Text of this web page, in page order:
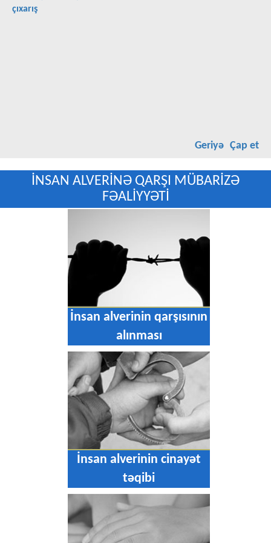
çıxarış
Çap et
Geriyə
İNSAN ALVERİNƏ QARŞI MÜBARİZƏ
FƏALİYYƏTİ
alverinin qarşısının
İnsan alverinin cinayət